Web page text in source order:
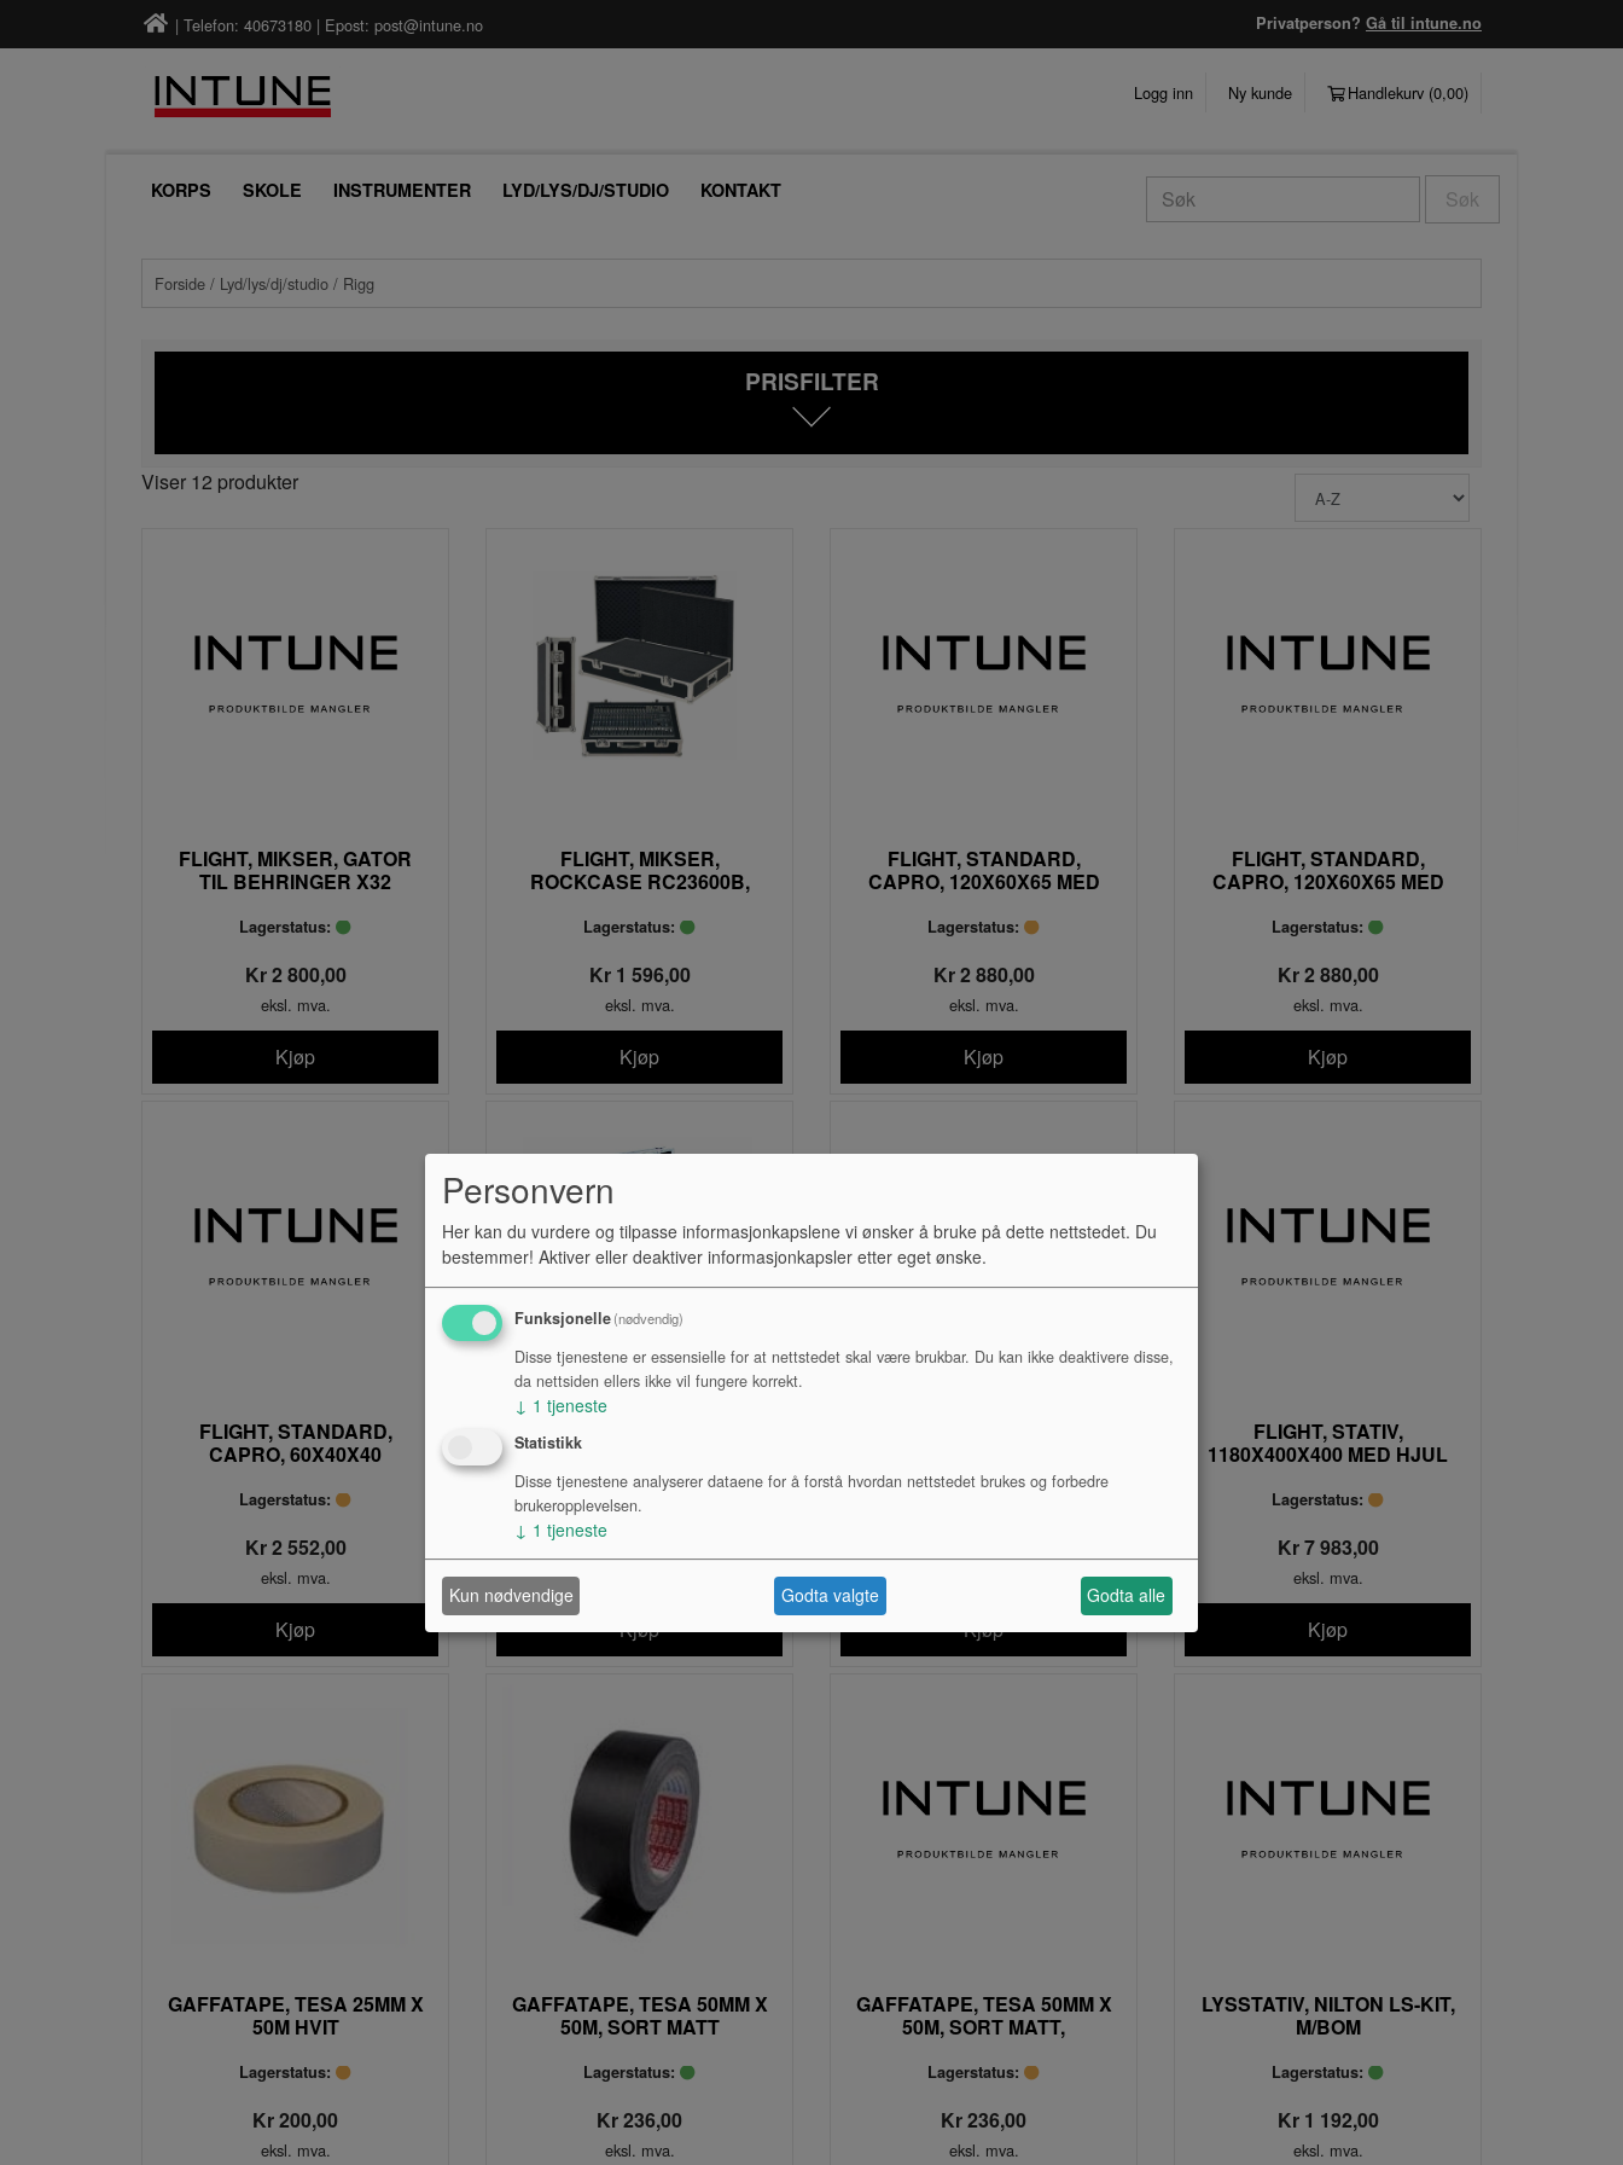
| Telefon: 40673180 | Epost: post@intune.no Privatperson? Gå til intune.no
Logg inn Ny kunde Handlekurv (0,00)
KORPS SKOLE INSTRUMENTER LYD/LYS/DJ/STUDIO KONTAKT Søk
Forside / Lyd/lys/dj/studio / Rigg
PRISFILTER
Viser 12 produkter
FLIGHT, MIKSER, GATOR
TIL BEHRINGER X32
Lagerstatus:
Kr 2 800,00
eksl. mva.
Kjøp
FLIGHT, MIKSER,
ROCKCASE RC23600B,
Lagerstatus:
Kr 1 596,00
eksl. mva.
Kjøp
FLIGHT, STANDARD,
CAPRO, 120X60X65 MED
PC-02X
Lagerstatus:
Kr 2 880,00
eksl. mva.
Kjøp
FLIGHT, STANDARD,
CAPRO, 120X60X65 MED
PC-04X
Lagerstatus:
Kr 2 880,00
eksl. mva.
Kjøp
FLIGHT, STANDARD,
CAPRO, 60X40X40
Lagerstatus:
Kr 2 552,00
eksl. mva.
Kjøp
FLIGHT, STANDARD,
CAPRO, 60X40X40, MED
HJULPLATE
Lagerstatus:
Kjøp
HJULPLATE OG 3
SKILLEVEGGER
Kjøp
FLIGHT, STATIV,
1180X400X400 MED HJUL
Lagerstatus:
Kr 7 983,00
eksl. mva.
Kjøp
GAFFATAPE, TESA 25MM X
50M HVIT
Lagerstatus:
Kr 200,00
eksl. mva.
GAFFATAPE, TESA 50MM X
50M, SORT MATT
Lagerstatus:
Kr 236,00
eksl. mva.
GAFFATAPE, TESA 50MM X
50M, SORT MATT,
Lagerstatus:
Kr 236,00
eksl. mva.
LYSSTATIV, NILTON LS-KIT,
M/BOM
Lagerstatus:
Kr 1 192,00
eksl. mva.
Personvern
Her kan du vurdere og tilpasse informasjonkapslene vi ønsker å bruke på dette nettstedet. Du
bestemmer! Aktiver eller deaktiver informasjonkapsler etter eget ønske.
Funksjonelle(nødvendig)
Disse tjenestene er essensielle for at nettstedet skal være brukbar. Du kan ikke deaktivere disse,
da nettsiden ellers ikke vil fungere korrekt.
↓ 1 tjeneste
Statistikk
Disse tjenestene analyserer dataene for å forstå hvordan nettstedet brukes og forbedre
brukeropplevelsen.
↓ 1 tjeneste
Kun nødvendige Godta valgte Godta alle